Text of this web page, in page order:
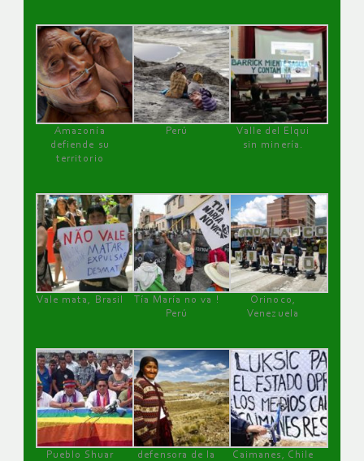
Amazonía
defiende su
territorio
Perú
Valle del Elqui
sin minería.
Vale mata, Brasil
Tía María no va !
Perú
Orinoco,
Venezuela
Pueblo Shuar defensora de la Caimanes, Chile